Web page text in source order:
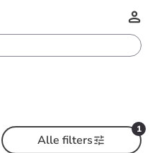
1
Alle filters